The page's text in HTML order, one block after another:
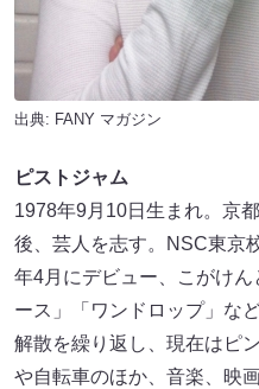
出典: FANY マガジン
ピストジャム
1978年9月10日生まれ。京
後、芸人を志す。NSC東京
年4月にデビュー、こがけ
ース」「ワンドロップ」な
解散を繰り返し、現在はピ
や自転車のほか、音楽、映